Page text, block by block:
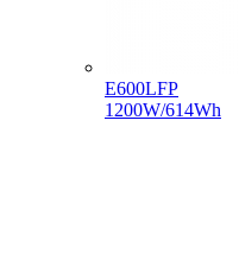
E600LFP
1200W/614Wh